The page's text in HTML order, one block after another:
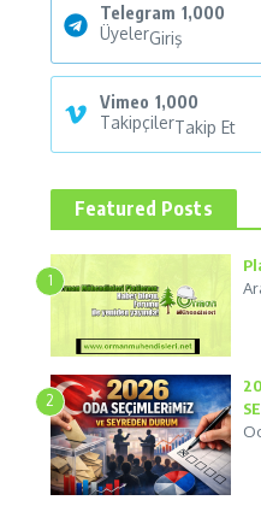
Telegram 1,000
ÜyelerGiriş
Vimeo 1,000
TakipçilerTakip Et
Featured Posts
1
2